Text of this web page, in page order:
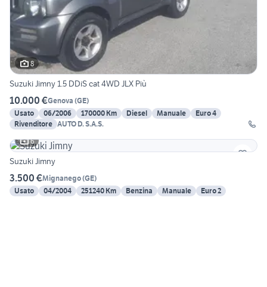
8
Suzuki Jimny 1.5 DDiS cat 4WD JLX Più
10.000 €Genova (GE)
Usato
06/2006 170000 Km Diesel Manuale
Euro 4
Rivenditore AUTO D. S.A.S.
6
Suzuki Jimny
3.500 €Mignanego(GE)
Usato
04/2004 251240 Km Benzina Manuale Euro 2